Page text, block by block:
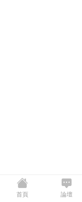
首頁 論壇